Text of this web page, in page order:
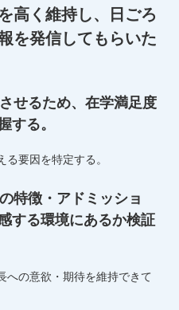
高く維持し、日ごろ
を発信してもらいた
せるため、在学満足度
する。
要因を特定する。
特徴・アドミッショ
する環境にあるか検証
への意欲・期待を維持できて